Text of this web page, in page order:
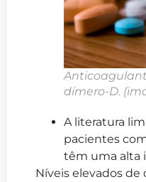
dímero-D.
A literatura
pacientes
têm uma alta
Níveis elevados